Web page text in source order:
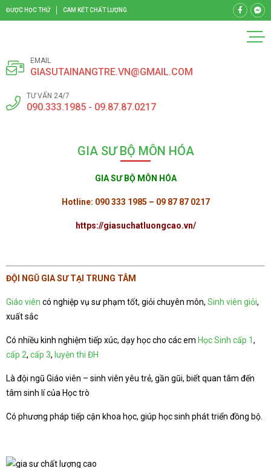
ĐƯỢC HỌC THỬ CAM KẾT CHẤT LƯỢNG
EMAIL
GIASUTAINANGTRE.VN@GMAIL.COM
TƯ VẤN 24/7
090.333.1985 - 09.87.87.0217
GIA SƯ BỘ MÔN HÓA
GIA SƯ BỘ MÔN HÓA
Hotline: 090 333 1985 – 09 87 87 0217
https://giasuchatluongcao.vn/
ĐỘI NGŨ GIA SƯ TẠI TRUNG TÂM
Giáo viên có nghiệp vụ sư phạm tốt, giỏi chuyên môn, Sinh viên giỏi,
xuất sắc
Có nhiều kinh nghiệm tiếp xúc, dạy học cho các em Học Sinh cấp 1,
cấp 2, cấp 3, luyện thi ĐH
Là đội ngũ Giáo viên – sinh viên yêu trẻ, gần gũi, biết quan tâm đến
tâm sinh lí của Học trò
Có phương pháp tiếp cận khoa học, giúp học sinh phát triển đồng bộ.